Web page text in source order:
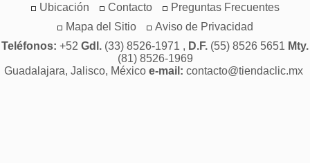
Ubicación
Contacto
Preguntas Frecuentes
Mapa del Sitio
Aviso de Privacidad
Teléfonos: +52 Gdl. (33) 8526-1971 , D.F. (55) 8526 5651 Mty.
(81) 8526-1969
Guadalajara, Jalisco, México e-mail: contacto@tiendaclic.mx